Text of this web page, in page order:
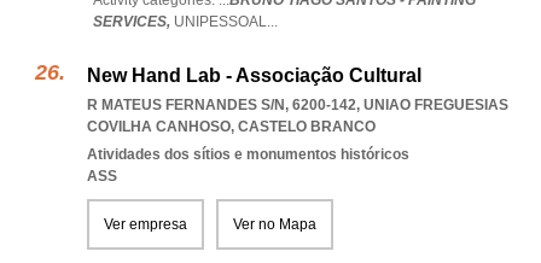
SERVICES, UNIPESSOAL...
New Hand Lab - Associação Cultural
R MATEUS FERNANDES S/N, 6200-142, UNIAO FREGUESIAS
COVILHA CANHOSO, CASTELO BRANCO
Atividades dos sítios e monumentos históricos
ASS
Ver empresa Ver no Mapa